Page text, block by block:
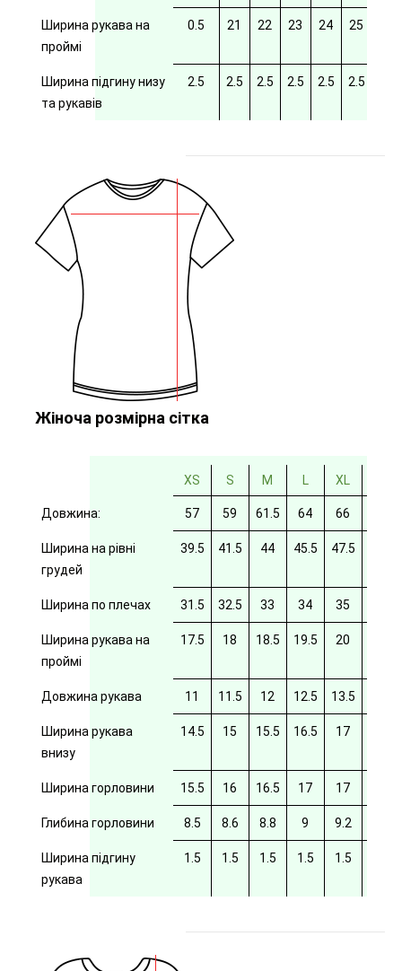
Ширина рукава на
проймі
0.5 21 22 23 24 25
Ширина підгину низу
та рукавів
2.5 2.5 2.5 2.5 2.5 2.5
Жіноча розмірна сітка
XS S M L XL
Довжина: 57 59 61.5 64 66
Ширина на рівні
грудей
39.5 41.5 44 45.5 47.5
Ширина по плечах 31.5 32.5 33 34 35
Ширина рукава на
проймі
17.5 18 18.5 19.5 20
Довжина рукава 11 11.5 12 12.5 13.5
Ширина рукава
внизу
14.5 15 15.5 16.5 17
Ширина горловини 15.5 16 16.5 17 17
Глибина горловини 8.5 8.6 8.8 9 9.2
Ширина підгину
рукава
1.5 1.5 1.5 1.5 1.5